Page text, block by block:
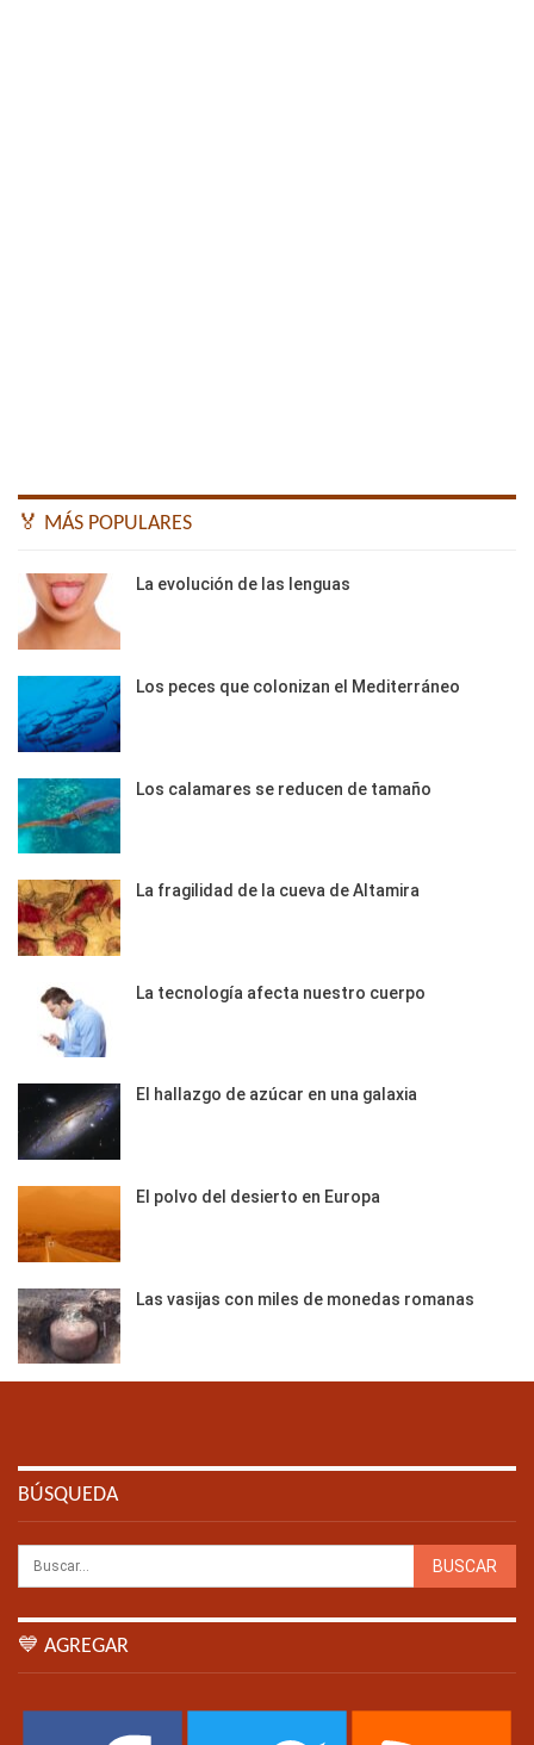
🏅 MÁS POPULARES
La evolución de las lenguas
Los peces que colonizan el Mediterráneo
Los calamares se reducen de tamaño
La fragilidad de la cueva de Altamira
La tecnología afecta nuestro cuerpo
El hallazgo de azúcar en una galaxia
El polvo del desierto en Europa
Las vasijas con miles de monedas romanas
BÚSQUEDA
💙 AGREGAR